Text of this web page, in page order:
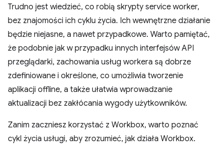
Trudno jest wiedzieć, co robią skrypty service worker,
bez znajomości ich cyklu życia. Ich wewnętrzne działanie
będzie niejasne, a nawet przypadkowe. Warto pamiętać,
że podobnie jak w przypadku innych interfejsów API
przeglądarki, zachowania usług workera są dobrze
zdefiniowane i określone, co umożliwia tworzenie
aplikacji offline, a także ułatwia wprowadzanie
aktualizacji bez zakłócania wygody użytkowników.
Zanim zaczniesz korzystać z Workbox, warto poznać
cykl życia usługi, aby zrozumieć, jak działa Workbox.